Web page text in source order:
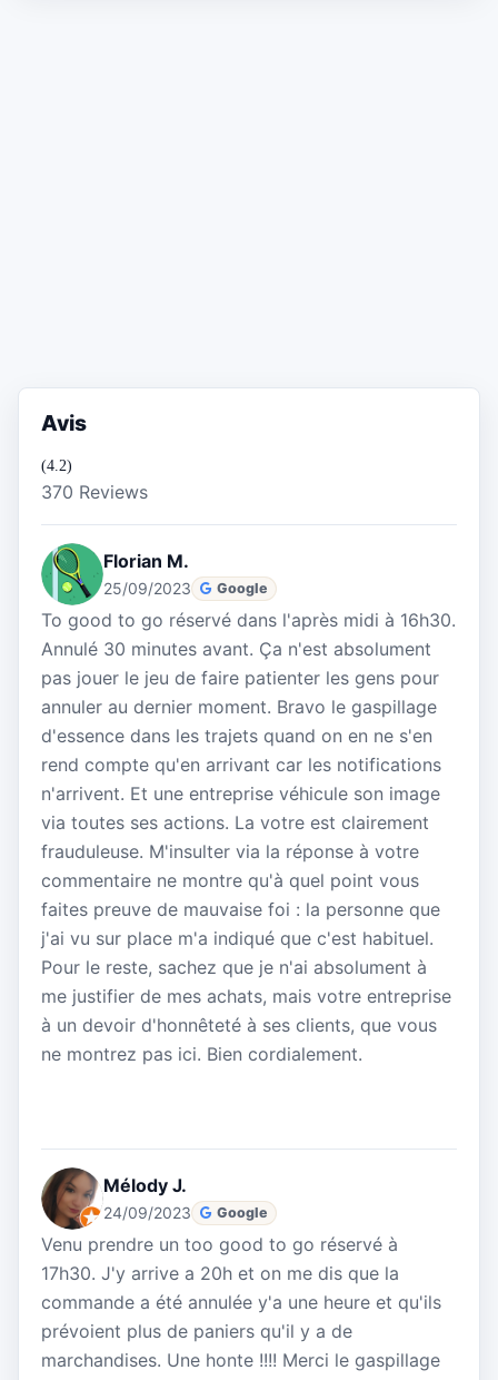
Avis
(4.2)
370 Reviews
Florian M.
25/09/2023 Google
To good to go réservé dans l'après midi à 16h30.
Annulé 30 minutes avant. Ça n'est absolument
pas jouer le jeu de faire patienter les gens pour
annuler au dernier moment. Bravo le gaspillage
d'essence dans les trajets quand on en ne s'en
rend compte qu'en arrivant car les notifications
n'arrivent. Et une entreprise véhicule son image
via toutes ses actions. La votre est clairement
frauduleuse. M'insulter via la réponse à votre
commentaire ne montre qu'à quel point vous
faites preuve de mauvaise foi : la personne que
j'ai vu sur place m'a indiqué que c'est habituel.
Pour le reste, sachez que je n'ai absolument à
me justifier de mes achats, mais votre entreprise
à un devoir d'honnêteté à ses clients, que vous
ne montrez pas ici. Bien cordialement.
Mélody J.
24/09/2023 Google
Venu prendre un too good to go réservé à
17h30. J'y arrive a 20h et on me dis que la
commande a été annulée y'a une heure et qu'ils
prévoient plus de paniers qu'il y a de
marchandises. Une honte !!!! Merci le gaspillage